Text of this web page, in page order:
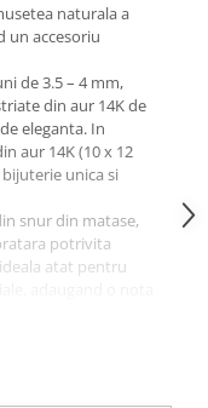
naturala a
un accesoriu
de 3.5 – 4 mm,
din aur 14K de
eleganta. In
aur 14K (10 x 12
unica si
snur din matase,
potrivita
atat pentru